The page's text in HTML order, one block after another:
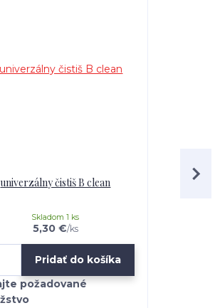
univerzálny čistiš B clean
5,30 €/ks
Skladom 1 ks
Pridať do košíka